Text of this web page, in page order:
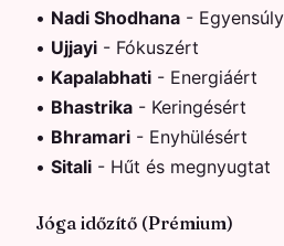
• Nadi Shodhana -
• Ujjayi - Fókuszért
• Kapalabhati - Energiáért
• Bhastrika - Keringésért
• Bhramari - Enyhülésért
• Sitali - Hűt és megnyugtat
Jóga időzítő (Prémium)